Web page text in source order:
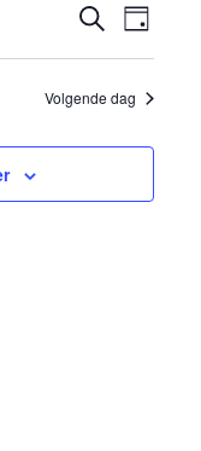
Zoeken
en
ZoekenDag
Volgende dag